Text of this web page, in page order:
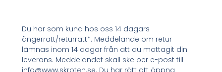
Du har som kund hos oss 14 dagars
ångerrätt/returrätt*. Meddelande om retur
lämnas inom 14 dagar från att du mottagit din
leverans. Meddelandet skall ske per e-post till